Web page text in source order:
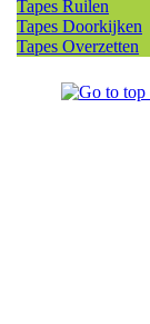
Tapes Ruilen
Tapes Doorkijken
Tapes Overzetten